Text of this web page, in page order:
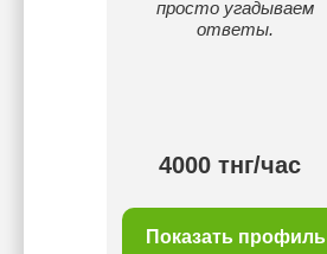
просто угадываем
ответы.
4000 тнг/час
Показать профиль